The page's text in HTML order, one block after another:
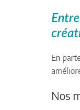
En
Nos